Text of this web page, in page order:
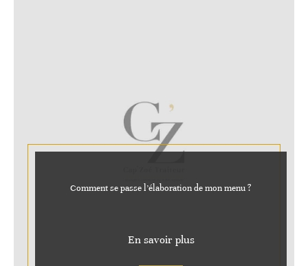
Comment se passe l’élaboration de mon menu ?
En savoir plus